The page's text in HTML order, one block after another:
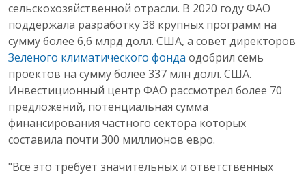
сельскохозяйственной отрасли. В 2020 году ФАО
поддержала разработку 38 крупных программ на
сумму более 6,6 млрд долл. США, а совет директоров
Зеленого климатического фонда одобрил семь
проектов на сумму более 337 млн ​​долл. США.
Инвестиционный центр ФАО рассмотрел более 70
предложений, потенциальная сумма
финансирования частного сектора которых
составила почти 300 миллионов евро.
"Все это требует значительных и ответственных